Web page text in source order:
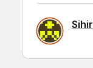
Sihir